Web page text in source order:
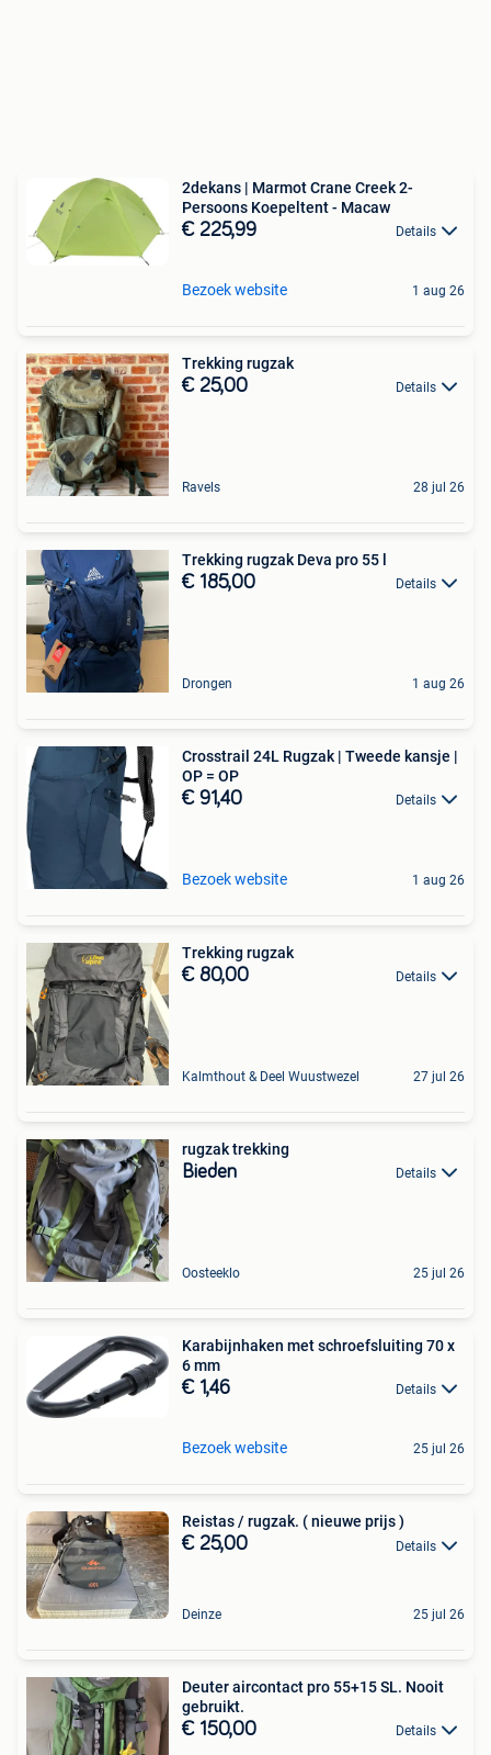
2dekans | Marmot Crane Creek 2-
Persoons Koepeltent - Macaw
€ 225,99 Details
Bezoek website 1 aug 26
Trekking rugzak
€ 25,00 Details
Ravels 28 jul 26
Trekking rugzak Deva pro 55 l
€ 185,00 Details
Drongen 1 aug 26
Crosstrail 24L Rugzak | Tweede kansje |
OP = OP
€ 91,40 Details
Bezoek website 1 aug 26
Trekking rugzak
€ 80,00 Details
Kalmthout & Deel Wuustwezel 27 jul 26
rugzak trekking
Bieden Details
Oosteeklo 25 jul 26
Karabijnhaken met schroefsluiting 70 x
6 mm
€ 1,46 Details
Bezoek website 25 jul 26
Reistas / rugzak. ( nieuwe prijs )
€ 25,00 Details
Deinze 25 jul 26
Deuter aircontact pro 55+15 SL. Nooit
gebruikt.
€ 150,00 Details